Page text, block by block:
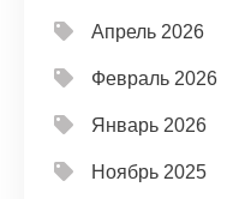
Апрель 2026
Февраль 2026
Январь 2026
Ноябрь 2025